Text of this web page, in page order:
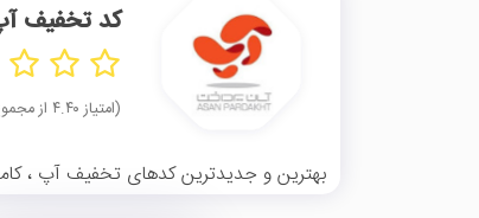
کد تخفیف
(امتیاز ۴.۴۰ از مجموع ۴۹۷ رای)
بهترین و جدیدترین کدهای تخفیف آپ ،